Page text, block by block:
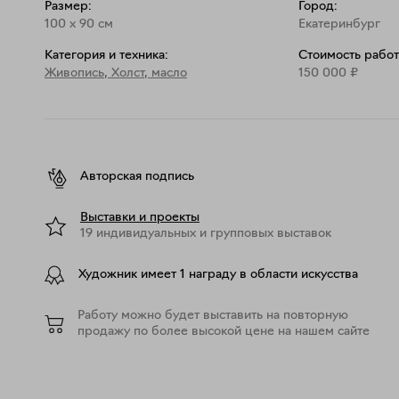
Размер:
100 x 90 см
Категория и техника:
Живопись, Холст, масло
Город:
Екатеринбург
Стоимость
150 000 ₽
Авторская подпись
Выставки и проекты
19 индивидуальных и групповых выставок
Художник имеет 1 награду в области искусства
Работу можно будет выставить на повторную
продажу по более высокой цене на нашем сайте